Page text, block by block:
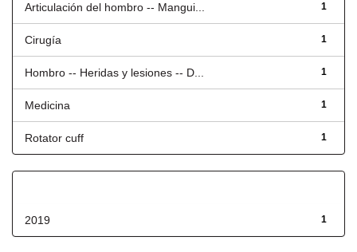
1
Articulación del hombro -- Mangui...
1
Cirugía
1
Hombro -- Heridas y lesiones -- D...
1
Medicina
1
Rotator cuff
1
2019